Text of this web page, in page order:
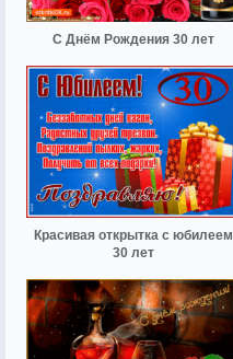
С Днём Рождения 30 лет
Красивая открытка с юбилеем
30 лет